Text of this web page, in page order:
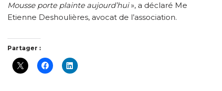
Mousse porte plainte aujourd’hui», a déclaré Me
Etienne Deshoulières, avocat de l’association.
Partager :